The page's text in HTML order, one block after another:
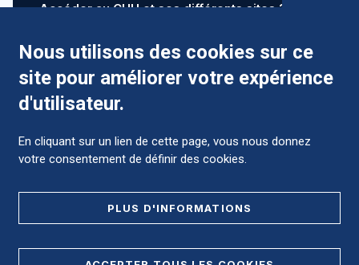
Accéder au CHU et ses différents sites ?
Comment préparer mon hospitalisation ?
Nous utilisons des cookies sur ce
site pour améliorer votre expérience
d'utilisateur.
En cliquant sur un lien de cette page, vous nous donnez
votre consentement de définir des cookies.
PLUS D'INFORMATIONS